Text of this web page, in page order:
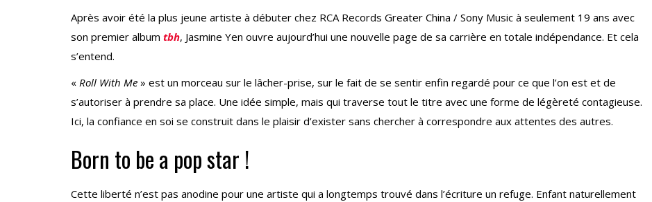
Après avoir été la plus jeune artiste à débuter chez RCA Records Greater China / Sony Music à seulement 19 ans avec
son premier album tbh, Jasmine Yen ouvre aujourd’hui une nouvelle page de sa carrière en totale indépendance. Et cela
s’entend.
« Roll With Me » est un morceau sur le lâcher-prise, sur le fait de se sentir enfin regardé pour ce que l’on est et de
s’autoriser à prendre sa place. Une idée simple, mais qui traverse tout le titre avec une forme de légèreté contagieuse.
Ici, la confiance en soi se construit dans le plaisir d’exister sans chercher à correspondre aux attentes des autres.
Born to be a pop star !
Cette liberté n’est pas anodine pour une artiste qui a longtemps trouvé dans l’écriture un refuge. Enfant naturellement